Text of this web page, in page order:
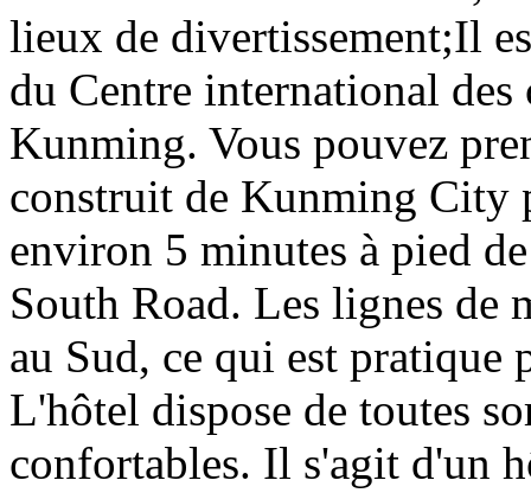
lieux de divertissement;Il
du Centre international des
Kunming. Vous pouvez
construit de Kunming City
environ 5 minutes à pied
South Road. Les lignes de
au Sud, ce qui est pratique
L'hôtel dispose de toutes
confortables. Il s'agit d'un